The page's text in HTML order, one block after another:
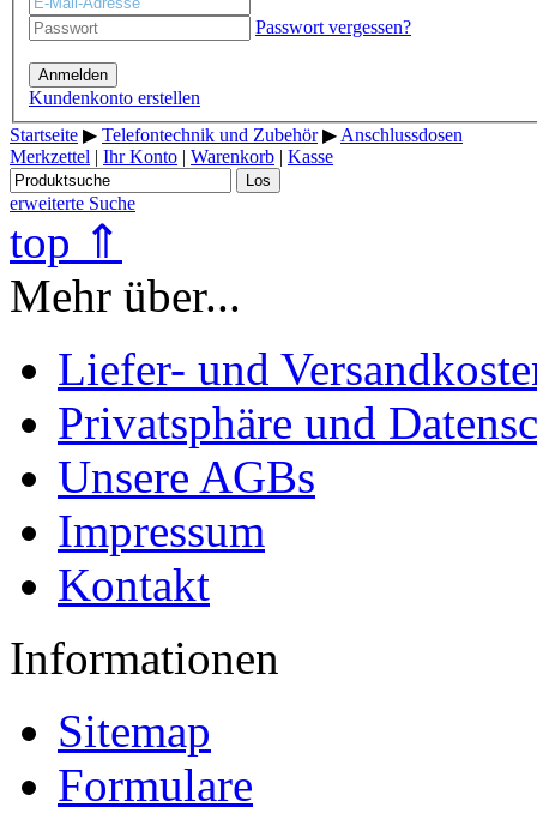
Passwort vergessen?
Anmelden
Kundenkonto erstellen
Startseite ▶ Telefontechnik und Zubehör▶ Anschlussdosen
Merkzettel | Ihr Konto | Warenkorb | Kasse
Los
erweiterte Suche
top ⇑
Mehr über...
Liefer- und
Privatsphäre und
Unsere AGBs
Impressum
Kontakt
Informationen
Sitemap
Formulare